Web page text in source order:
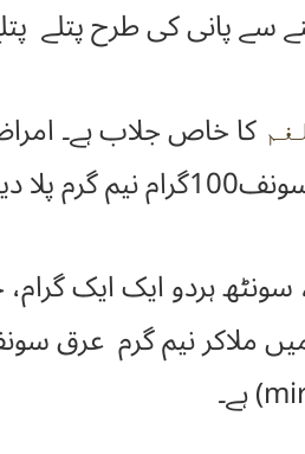
سے پانی کی طرح پتلے
چاہئے۔